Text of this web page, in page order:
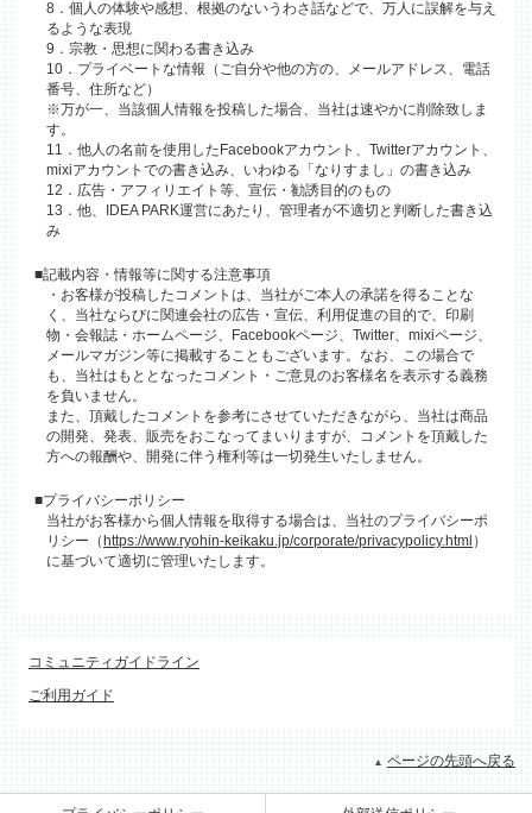
8．個人の体験や感想、根拠のないうわさ話などで、万人に誤解を与え
るような表現
9．宗教・思想に関わる書き込み
10．プライベートな情報（ご自分や他の方の、メールアドレス、電話
番号、住所など）
※万が一、当該個人情報を投稿した場合、当社は速やかに削除致しま
す。
11．他人の名前を使用したFacebookアカウント、Twitterアカウント、
mixiアカウントでの書き込み、いわゆる「なりすまし」の書き込み
12．広告・アフィリエイト等、宣伝・勧誘目的のもの
13．他、IDEA PARK運営にあたり、管理者が不適切と判断した書き込
み
■記載内容・情報等に関する注意事項
・お客様が投稿したコメントは、当社がご本人の承諾を得ることな
く、当社ならびに関連会社の広告・宣伝、利用促進の目的で、印刷
物・会報誌・ホームページ、Facebookページ、Twitter、mixiページ、
メールマガジン等に掲載することもございます。なお、この場合で
も、当社はもととなったコメント・ご意見のお客様名を表示する義務
を負いません。
また、頂戴したコメントを参考にさせていただきながら、当社は商品
の開発、発表、販売をおこなってまいりますが、コメントを頂戴した
方への報酬や、開発に伴う権利等は一切発生いたしません。
■プライバシーポリシー
当社がお客様から個人情報を取得する場合は、当社のプライバシーポ
リシー（ https://www.ryohin-keikaku.jp/corporate/privacypolicy.html ）
に基づいて適切に管理いたします。
コミュニティガイドライン
ご利用ガイド
ページの先頭へ戻る